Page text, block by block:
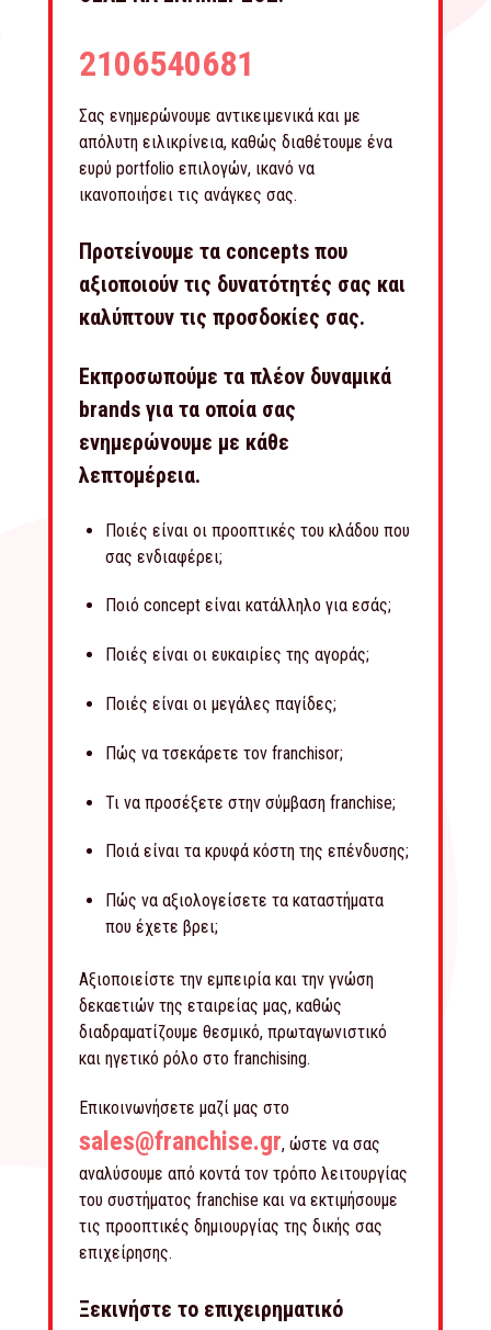
2106540681
Σας ενημερώνουμε αντικειμενικά και με
απόλυτη ειλικρίνεια, καθώς διαθέτουμε ένα
ευρύ portfolio επιλογών, ικανό να
ικανοποιήσει τις ανάγκες σας.
Προτείνουμε τα concepts που
αξιοποιούν τις δυνατότητές σας και
καλύπτουν τις προσδοκίες σας.
Εκπροσωπούμε τα πλέον δυναμικά
brands για τα οποία σας
ενημερώνουμε με κάθε
λεπτομέρεια.
Ποιές είναι οι προοπτικές του κλάδου που
σας ενδιαφέρει;
Ποιό concept είναι κατάλληλο για εσάς;
Ποιές είναι οι ευκαιρίες της αγοράς;
Ποιές είναι οι μεγάλες παγίδες;
Πώς να τσεκάρετε τον franchisor;
Τι να προσέξετε στην σύμβαση franchise;
Ποιά είναι τα κρυφά κόστη της επένδυσης;
Πώς να αξιολογείσετε τα καταστήματα
που έχετε βρει;
Αξιοποιείστε την εμπειρία και την γνώση
δεκαετιών της εταιρείας μας, καθώς
διαδραματίζουμε θεσμικό, πρωταγωνιστικό
και ηγετικό ρόλο στο franchising.
Επικοινωνήσετε μαζί μας στο
sales@franchise.gr, ώστε να σας
αναλύσουμε από κοντά τον τρόπο λειτουργίας
του συστήματος franchise και να εκτιμήσουμε
τις προοπτικές δημιουργίας της δικής σας
επιχείρησης.
Ξεκινήστε το επιχειρηματικό